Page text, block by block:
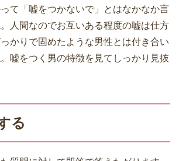
て「嘘をつかないで」とはなかなか言
人間なのでお互いある程度の嘘は仕方
かりで固めたような男性とは付き合い
嘘をつく男の特徴を見てしっかり見抜
る